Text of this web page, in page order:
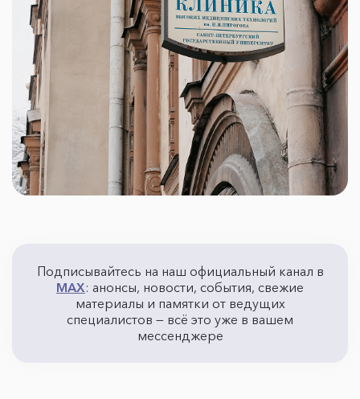
Подписывайтесь на наш официальный канал в
MAX: анонсы, новости, события, свежие
материалы и памятки от ведущих
специалистов — всё это уже в вашем
мессенджере